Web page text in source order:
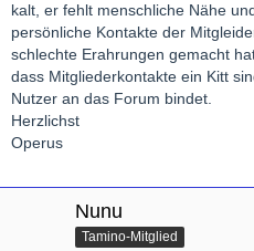
kalt, er fehlt menschliche Nähe
persönliche Kontakte der
schlechte Erahrungen gemacht
dass Mitgliederkontakte ein Kitt
Nutzer an das Forum bindet.
Herzlichst
Operus
Nunu
Tamino-Mitglied